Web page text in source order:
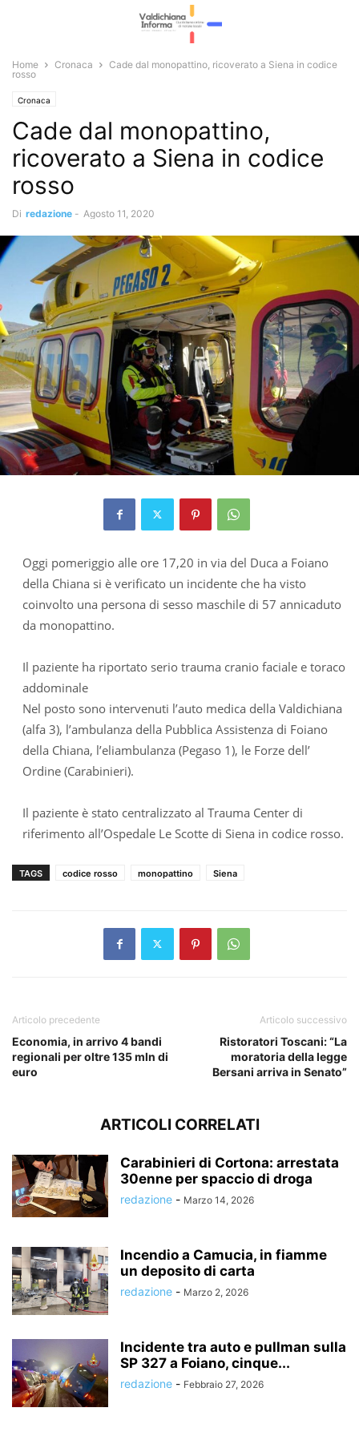
Home Cronaca
Cade dal monopattino, ricoverato a Siena in codice
rosso
Cronaca
Cade dal monopattino,
ricoverato a Siena in codice
rosso
Di redazione - Agosto 11, 2020
Oggi pomeriggio alle ore 17,20 in via del Duca a Foiano
della Chiana si è verificato un incidente che ha visto
coinvolto una persona di sesso maschile di 57 annicaduto
da monopattino.
Il paziente ha riportato serio trauma cranio faciale e toraco
addominale
Nel posto sono intervenuti l’auto medica della Valdichiana
(alfa 3), l’ambulanza della Pubblica Assistenza di Foiano
della Chiana, l’eliambulanza (Pegaso 1), le Forze dell’
Ordine (Carabinieri).
Il paziente è stato centralizzato al Trauma Center di
riferimento all’Ospedale Le Scotte di Siena in codice rosso.
TAGS codice rosso monopattino Siena
Articolo precedente
Economia, in arrivo 4 bandi
regionali per oltre 135 mln di
euro
Articolo successivo
Ristoratori Toscani: “La
moratoria della legge
Bersani arriva in Senato”
ARTICOLI CORRELATI
Carabinieri di Cortona: arrestata
30enne per spaccio di droga
redazione - Marzo 14, 2026
Incendio a Camucia, in fiamme
un deposito di carta
redazione - Marzo 2, 2026
Incidente tra auto e pullman sulla
SP 327 a Foiano, cinque...
redazione - Febbraio 27, 2026